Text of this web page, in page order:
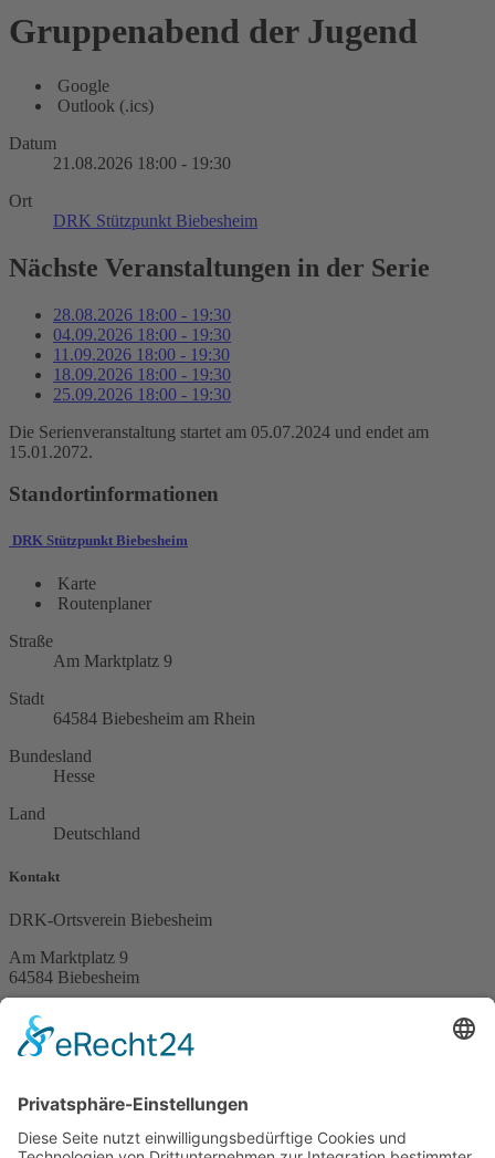
Gruppenabend der Jugend
Google
Outlook (.ics)
Datum
21.08.2026 18:00 - 19:30
Ort
DRK Stützpunkt Biebesheim
Nächste Veranstaltungen in der Serie
28.08.2026 18:00 - 19:30
04.09.2026 18:00 - 19:30
11.09.2026 18:00 - 19:30
18.09.2026 18:00 - 19:30
25.09.2026 18:00 - 19:30
Die Serienveranstaltung startet am 05.07.2024 und endet am
15.01.2072.
Standortinformationen
DRK Stützpunkt Biebesheim
Karte
Routenplaner
Straße
Am Marktplatz 9
Stadt
64584 Biebesheim am Rhein
Bundesland
Hesse
Land
Deutschland
Kontakt
DRK-Ortsverein Biebesheim
Am Marktplatz 9
64584 Biebesheim
Telefon (06258) 7585
DE51 5519 0000 02747090 13
Service